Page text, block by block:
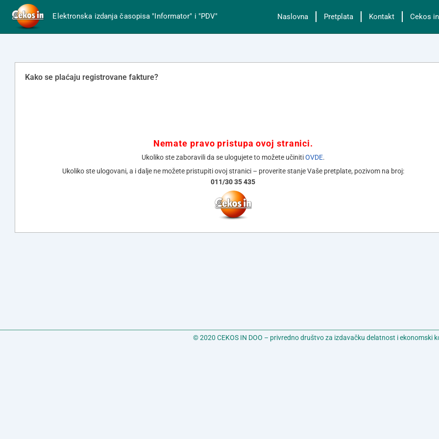
Elektronska izdanja časopisa "Informator" i "PDV" Naslovna Pretplata Kontakt Cekos in
Kako se plaćaju registrovane fakture?
Nemate pravo pristupa ovoj stranici.
Ukoliko ste zaboravili da se ulogujete to možete učinitiOVDE.
Ukoliko ste ulogovani, a i dalje ne možete pristupiti ovoj stranici – proverite stanje Vaše pretplate, pozivom na broj:
011/30 35 435
© 2020 CEKOS IN DOO – privredno društvo za izdavačku delatnost i ekonomski